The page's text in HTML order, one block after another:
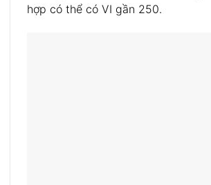
hợp có thể có VI gần 250.